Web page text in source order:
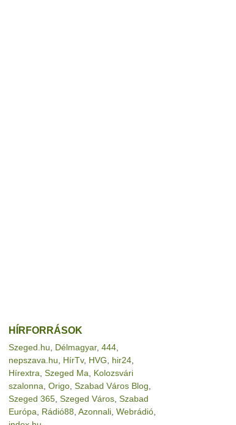
HÍRFORRÁSOK
Szeged.hu Délmagyar, 444
nepszava.hu
HírTv, HVG hir24
Hírextra Szeged Ma
Kolozsvári
szalonna Origo Szabad Város Blog
Szeged 365 Szeged Város Szabad
Európa
Rádió88 Azonnali Webrádió